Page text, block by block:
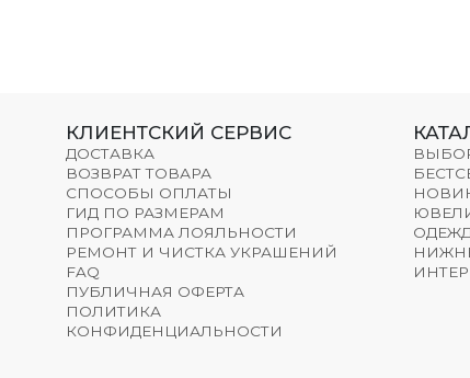
КЛИЕНТСКИЙ СЕРВИС
ДОСТАВКА
ВОЗВРАТ ТОВАРА
СПОСОБЫ ОПЛАТЫ
ГИД ПО РАЗМЕРАМ
ПРОГРАММА ЛОЯЛЬНОСТИ
РЕМОНТ И ЧИСТКА УКРАШЕНИЙ
FAQ
ПУБЛИЧНАЯ ОФЕРТА
ПОЛИТИКА
КОНФИДЕНЦИАЛЬНОСТИ